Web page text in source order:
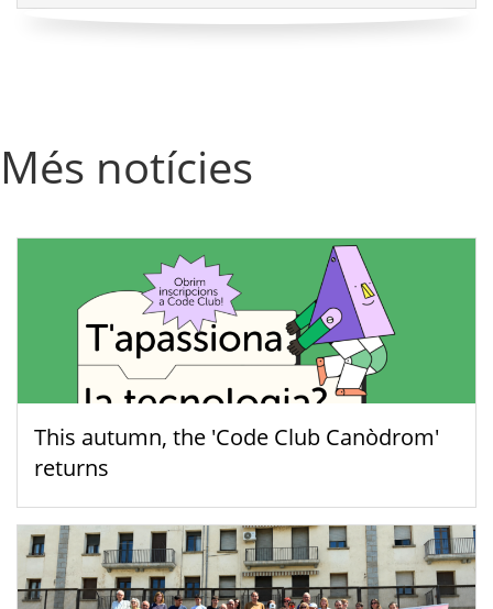
Més notícies
This autumn, the 'Code Club Canòdrom'
returns